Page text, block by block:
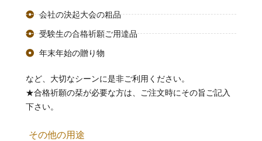
会社の決起大会の粗品
受験生の合格祈願ご用達品
年末年始の贈り物
など、大切なシーンに是非ご利用ください。
★合格祈願の栞が必要な方は、ご注文時にその旨ご記入
下さい。
その他の用途